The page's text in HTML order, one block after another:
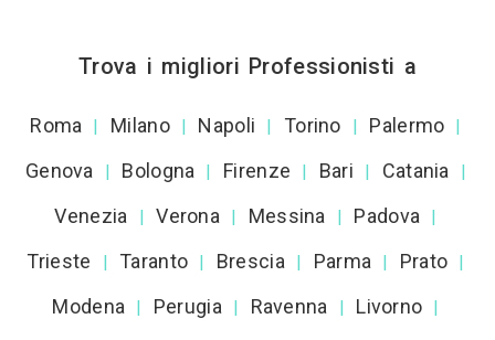
Trova i migliori Professionisti a
Roma | Milano | Napoli | Torino | Palermo |
Genova | Bologna | Firenze | Bari | Catania |
Venezia | Verona | Messina | Padova |
Trieste | Taranto | Brescia | Parma | Prato |
Modena | Perugia | Ravenna | Livorno |